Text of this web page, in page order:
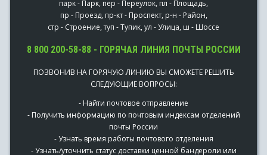
парк - Парк, пер - Переулок, пл - Площадь,
пр - Проезд, пр-кт - Проспект, р-н - Район,
стр - Строение, туп - Тупик, ул - Улица, ш - Шоссе
8 800 200-58-88 - ГОРЯЧАЯ ЛИНИЯ ПОЧТЫ РОССИИ
ПОЗВОНИВ НА ГОРЯЧУЮ ЛИНИЮ ВЫ СМОЖЕТЕ РЕШИТЬ
СЛЕДУЮЩИЕ ВОПРОСЫ:
- Найти почтовое отправление
- Получить информацию по почтовым индексам отделений
почты России
- Узнать время работы почтового отделения
- Узнать/уточнить статус доставки ценной бандероли или